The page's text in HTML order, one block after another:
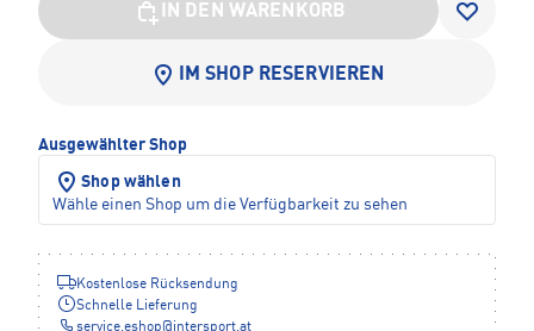
IN DEN WARENKORB
IM SHOP RESERVIEREN
Ausgewählter Shop
Shop wählen
Wähle einen Shop um die Verfügbarkeit zu sehen
Kostenlose Rücksendung
Schnelle Lieferung
service.eshop@intersport.at